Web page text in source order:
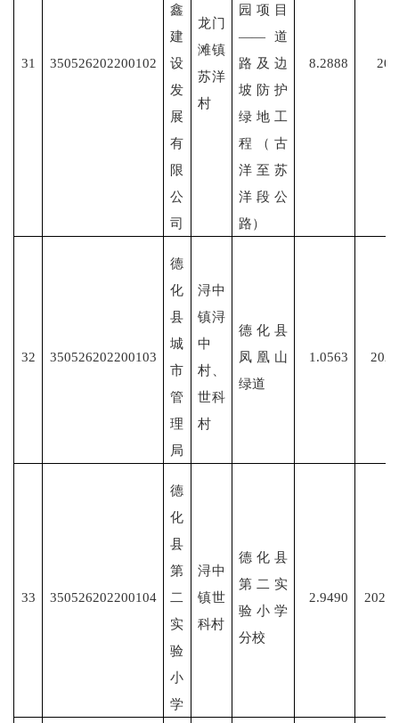
31 350526202200102
鑫
建
设
发
展
有
限
公
司
龙门
滩镇
苏洋
村
园项目
——道
路及边
坡防护
绿地工
程（古
洋至苏
洋段公
路）
8.2888
32 350526202200103
德
化
县
城
市
管
理
局
浔中
镇浔
中
村、
世科
村
德化县
凤凰山
绿道
1.0563
33 350526202200104
德
化
县
第
二
实
验
小
学
浔中
镇世
科村
德化县
第二实
验小学
分校
2.9490 2022/